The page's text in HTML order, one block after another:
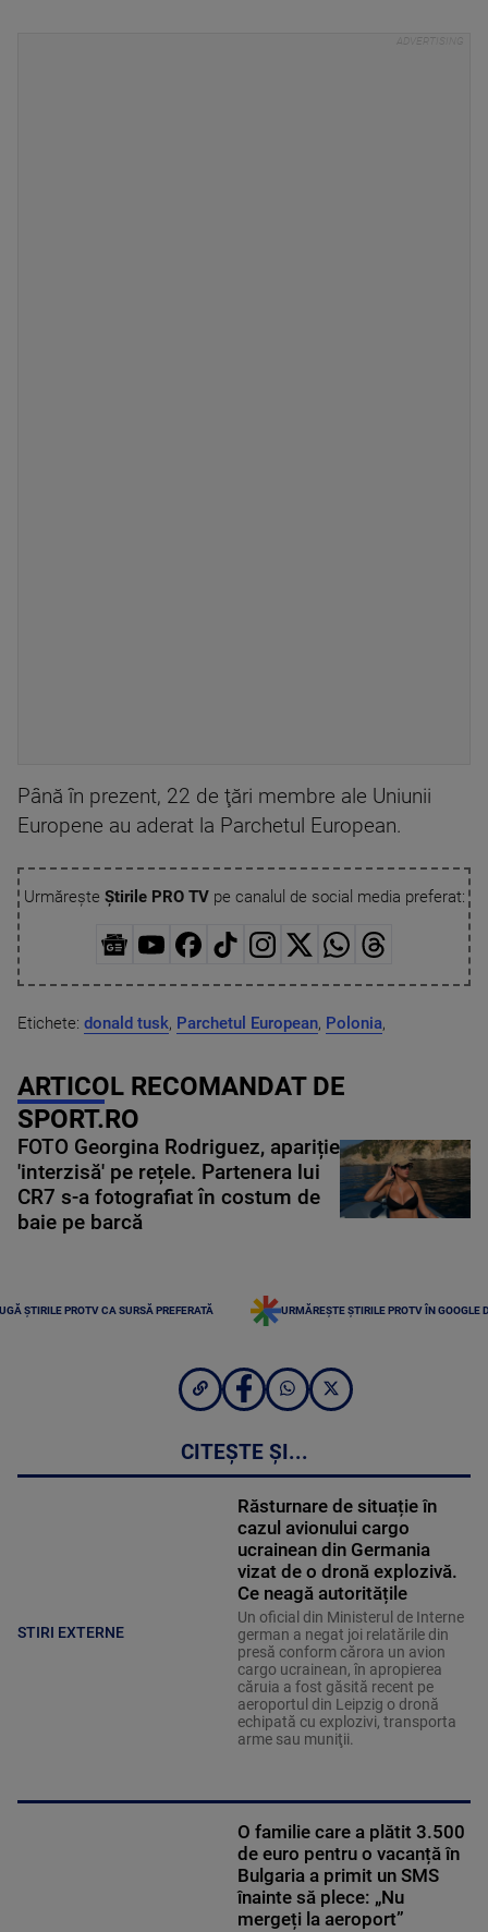
Până în prezent, 22 de ţări membre ale Uniunii
Europene au aderat la Parchetul European.
Urmărește Știrile PRO TVpe canalul de social media preferat:
Etichete: donald tusk, Parchetul European, Polonia,
ARTICOL RECOMANDAT DE
SPORT.RO
FOTO Georgina Rodriguez, apariție
'interzisă' pe rețele. Partenera lui
CR7 s-a fotografiat în costum de
baie pe barcă
ȘTIRILE PROTV CA SURSĂ PREFERATĂ URMĂREȘTE ȘTIRILE PROTV ÎN GOOGLE
CITEȘTE ȘI...
STIRI EXTERNE
Răsturnare de situație în
cazul avionului cargo
ucrainean din Germania
vizat de o dronă explozivă.
Ce neagă autoritățile
Un oficial din Ministerul de Interne
german a negat joi relatările din
presă conform cărora un avion
cargo ucrainean, în apropierea
căruia a fost găsită recent pe
aeroportul din Leipzig o dronă
echipată cu explozivi, transporta
arme sau muniţii.
O familie care a plătit 3.500
de euro pentru o vacanță în
Bulgaria a primit un SMS
înainte să plece: „Nu
mergeți la aeroport”